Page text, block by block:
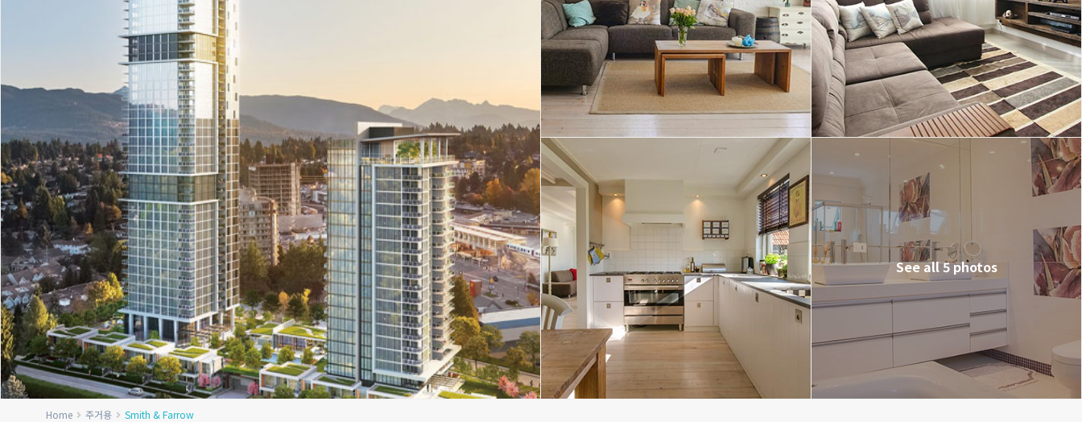
See all 5 photos
Home 주거용 Smith & Farrow